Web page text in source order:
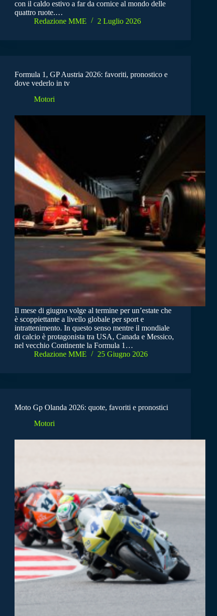
con il caldo estivo a far da cornice al mondo delle
quattro ruote.…
Redazione MME
2 Luglio 2026
Formula 1, GP Austria 2026: favoriti, pronostico e
dove vederlo in tv
Motori
Il mese di giugno volge al termine per un’estate che
è scoppiettante a livello globale per sport e
intrattenimento. In questo senso mentre il mondiale
di calcio è protagonista tra USA, Canada e Messico,
nel vecchio Continente la Formula 1…
Redazione MME
25 Giugno 2026
Moto Gp Olanda 2026: quote, favoriti e pronostici
Motori